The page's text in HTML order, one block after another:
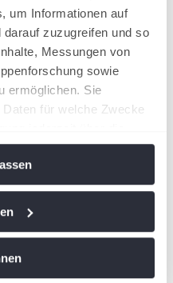
um Informationen auf
zuzugreifen und so
Messungen von
sowie
ermöglichen. Sie
für welche Zwecke
auf das Privacy
wir auch gerne: